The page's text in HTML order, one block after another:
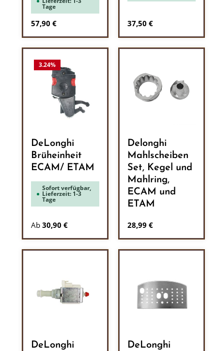
Tage
Regulärer Preis:
57,90 € Regulärer Preis:
37,50 €
3.24%
DeLonghi
Brüheinheit
ECAM/ ETAM
Sofort verfügbar,
Lieferzeit: 1-3
Tage
Ab 30,90 €
Delonghi
Mahlscheiben
Set, Kegel und
Mahlring,
ECAM und
ETAM
Regulärer Preis:
28,99 €
DeLonghi
DeLonghi